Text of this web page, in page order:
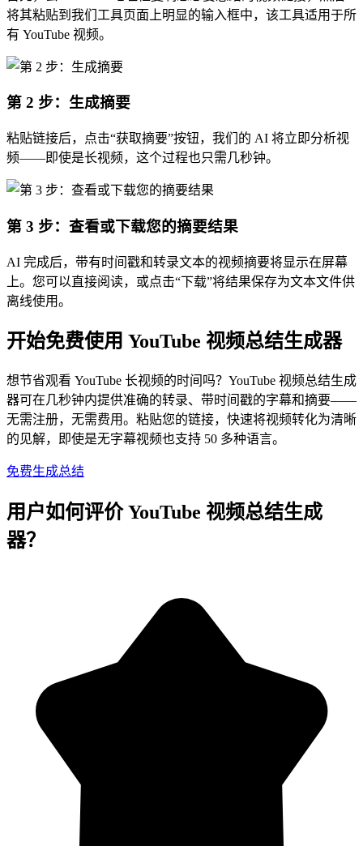
将其粘贴到我们工具页面上明显的输入框中，该工具适用于所
有 YouTube 视频。
第 2 步：生成摘要
粘贴链接后，点击“获取摘要”按钮，我们的 AI 将立即分析视
频——即使是长视频，这个过程也只需几秒钟。
第 3 步：查看或下载您的摘要结果
AI 完成后，带有时间戳和转录文本的视频摘要将显示在屏幕
上。您可以直接阅读，或点击“下载”将结果保存为文本文件供
离线使用。
开始免费使用 YouTube 视频总结生成器
想节省观看 YouTube 长视频的时间吗？YouTube 视频总结生成
器可在几秒钟内提供准确的转录、带时间戳的字幕和摘要——
无需注册，无需费用。粘贴您的链接，快速将视频转化为清晰
的见解，即使是无字幕视频也支持 50 多种语言。
免费生成总结
用户如何评价 YouTube 视频总结生成
器？